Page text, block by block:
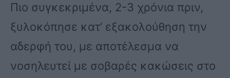
Πιο συγκεκριμένα, 2-3 χρόνια πριν,
ξυλοκόπησε κατ’ εξακολούθηση την
αδερφή του, με αποτέλεσμα να
νοσηλευτεί με σοβαρές κακώσεις στο